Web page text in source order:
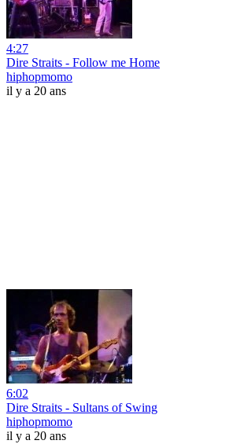
4:27
Dire Straits - Follow me Home
hiphopmomo
il y a 20 ans
6:02
Dire Straits - Sultans of Swing
hiphopmomo
il y a 20 ans